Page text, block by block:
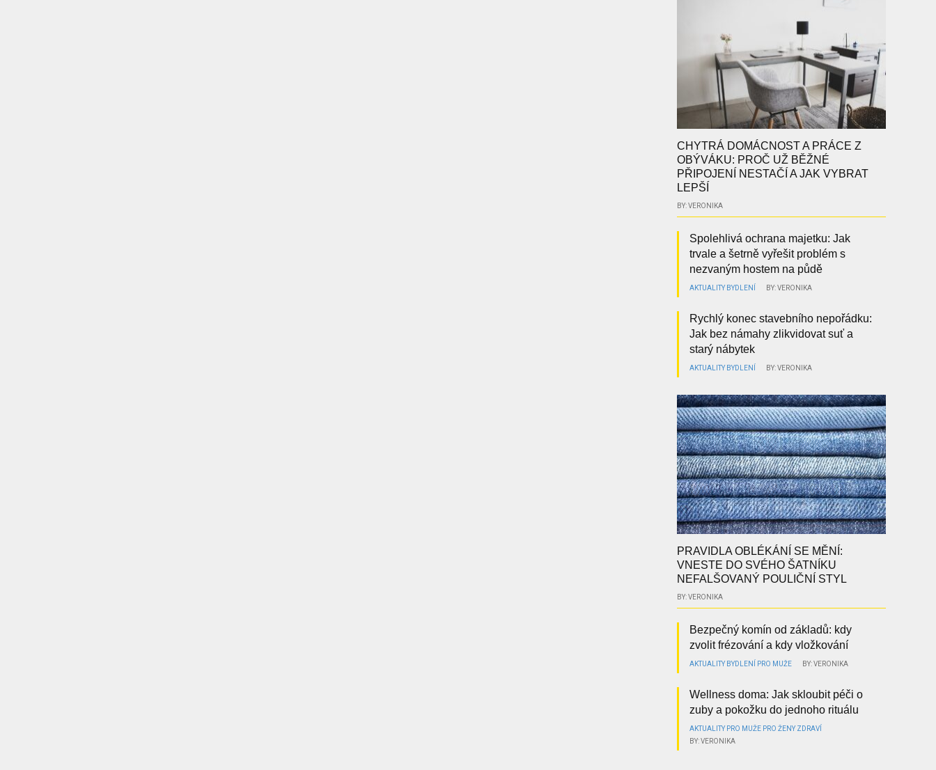
CHYTRÁ DOMÁCNOST A PRÁCE Z
OBÝVÁKU: PROČ UŽ BĚŽNÉ
PŘIPOJENÍ NESTAČÍ A JAK VYBRAT
LEPŠÍ
BY: VERONIKA
Spolehlivá ochrana majetku: Jak
trvale a šetrně vyřešit problém s
nezvaným hostem na půdě
AKTUALITY BYDLENÍ BY: VERONIKA
Rychlý konec stavebního nepořádku:
Jak bez námahy zlikvidovat suť a
starý nábytek
AKTUALITY BYDLENÍ BY: VERONIKA
PRAVIDLA OBLÉKÁNÍ SE MĚNÍ:
VNESTE DO SVÉHO ŠATNÍKU
NEFALŠOVANÝ POULIČNÍ STYL
BY: VERONIKA
Bezpečný komín od základů: kdy
zvolit frézování a kdy vložkování
AKTUALITY BYDLENÍ PRO MUŽE BY: VERONIKA
Wellness doma: Jak skloubit péči o
zuby a pokožku do jednoho rituálu
AKTUALITY PRO MUŽE PRO ŽENY ZDRAVÍ
BY: VERONIKA